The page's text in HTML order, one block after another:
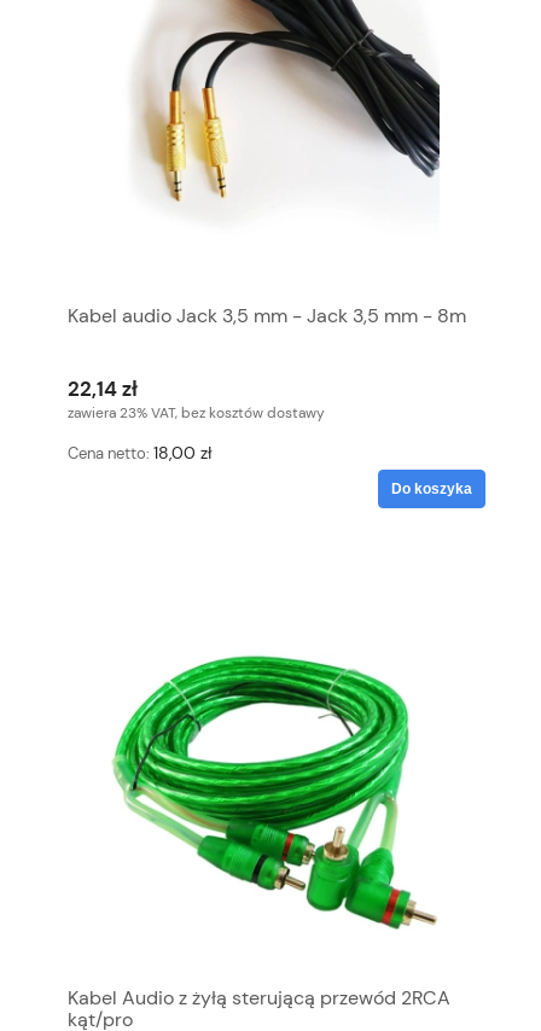
Kabel audio Jack 3,5 mm - Jack 3,5 mm - 8m
22,14 zł
zawiera 23% VAT, bez kosztów dostawy
Cena netto: 18,00 zł
Do koszyka
Kabel Audio z żyłą sterującą przewód 2RCA
kąt/pro